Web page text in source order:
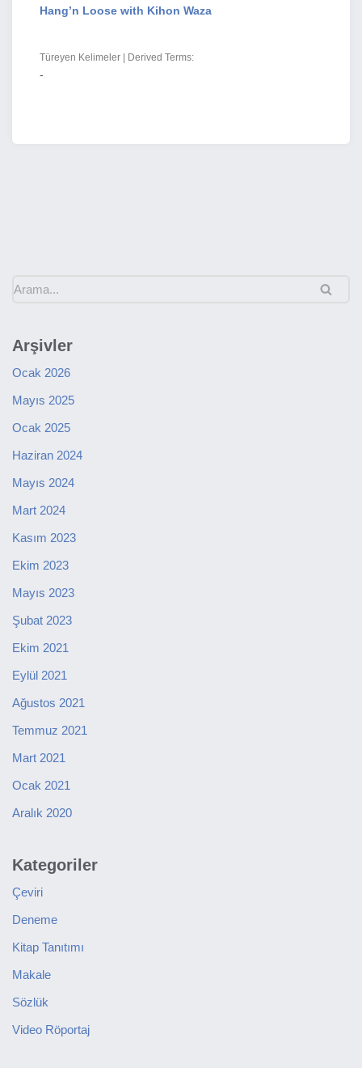
Hang’n Loose with Kihon Waza
Türeyen Kelimeler | Derived Terms:
-
Arşivler
Ocak 2026
Mayıs 2025
Ocak 2025
Haziran 2024
Mayıs 2024
Mart 2024
Kasım 2023
Ekim 2023
Mayıs 2023
Şubat 2023
Ekim 2021
Eylül 2021
Ağustos 2021
Temmuz 2021
Mart 2021
Ocak 2021
Aralık 2020
Kategoriler
Çeviri
Deneme
Kitap Tanıtımı
Makale
Sözlük
Video Röportaj